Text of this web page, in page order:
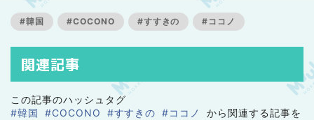
#韓国 #COCONO #すすきの #ココノ
関連記事
この記事のハッシュタグ
#韓国
#COCONO #すすきの #ココノ
から関連する記事を